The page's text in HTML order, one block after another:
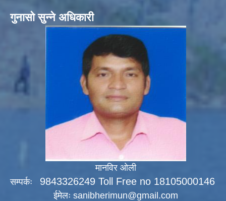
गुनासो सुन्ने अधिकारी
मानविर ओली
सम्पर्कः 9843326249 Toll Free no 18105000146
ईमेलः sanibherimun@gmail.com